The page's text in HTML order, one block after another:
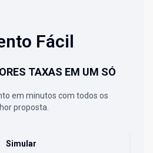
Fácil
TAXAS EM UM SÓ
em minutos com todos os
proposta.
Simular